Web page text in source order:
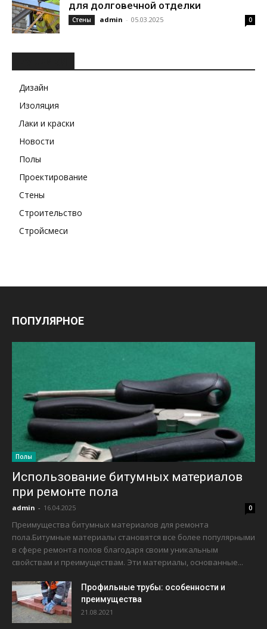
для долговечной отделки
Стены admin - 05.03.2025 0
Дизайн
Изоляция
Лаки и краски
Новости
Полы
Проектирование
Стены
Строительство
Стройсмеси
ПОПУЛЯРНОЕ
Полы
Использование битумных материалов
при ремонте пола
admin - 16.04.2025 0
Преимущества битумных материалов для ремонта
пола.Битумные материалы становятся все более популярными
в сфере ремонта полов благодаря своим уникальным
свойствам и преимуществам. Эти материалы, основанные...
Профильные трубы: особенности и
преимущества
21.08.2021